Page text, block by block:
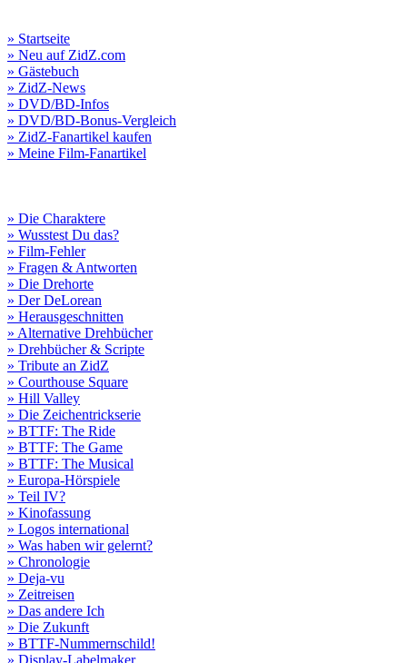
» Startseite
» Neu auf ZidZ.com
» Gästebuch
» ZidZ-News
» DVD/BD-Infos
» DVD/BD-Bonus-Vergleich
» ZidZ-Fanartikel kaufen
» Meine Film-Fanartikel
» Die Charaktere
» Wusstest Du das?
» Film-Fehler
» Fragen & Antworten
» Die Drehorte
» Der DeLorean
» Herausgeschnitten
» Alternative Drehbücher
» Drehbücher & Scripte
» Tribute an ZidZ
» Courthouse Square
» Hill Valley
» Die Zeichentrickserie
» BTTF: The Ride
» BTTF: The Game
» BTTF: The Musical
» Europa-Hörspiele
» Teil IV?
» Kinofassung
» Logos international
» Was haben wir gelernt?
» Chronologie
» Deja-vu
» Zeitreisen
» Das andere Ich
» Die Zukunft
» BTTF-Nummernschild!
» Display-Labelmaker